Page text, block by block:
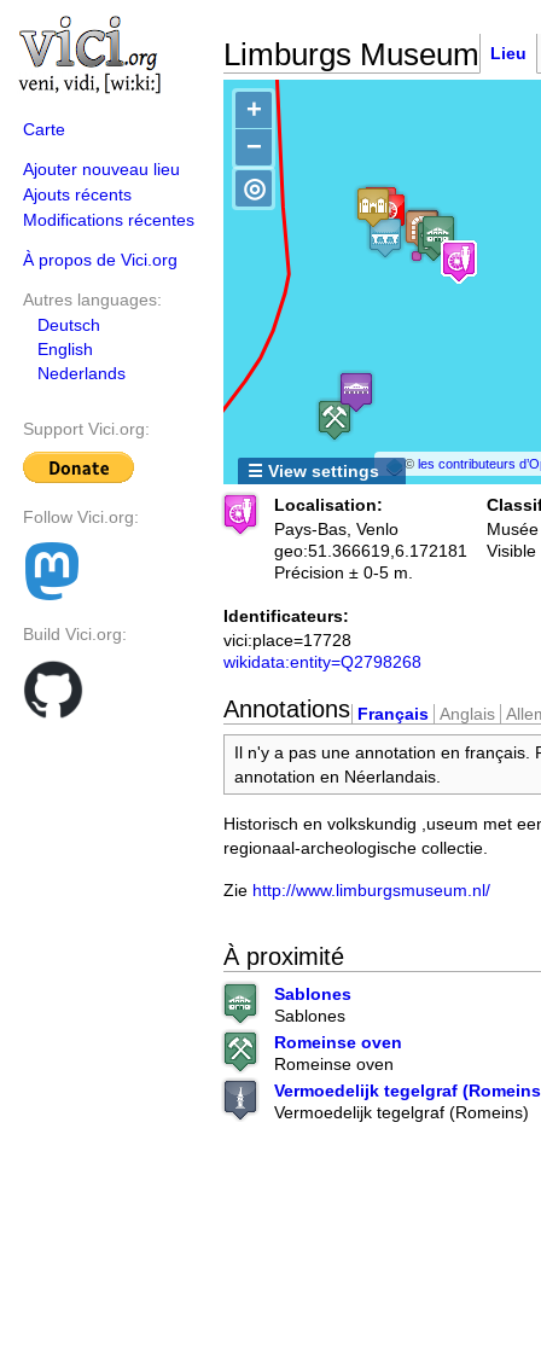
Carte
Ajouter nouveau lieu
Ajouts récents
Modifications récentes
À propos de Vici.org
Autres languages:
Deutsch
English
Nederlands
Support Vici.org:
Follow Vici.org:
Build Vici.org:
Limburgs Museum Lieu
+
−
©les contributeurs
◎
☰ View settings
Localisation:
Pays-Bas, Venlo
geo:51.366619,6.172181
Précision ± 0-5 m.
Musée
Visible
Identificateurs:
vici:place=17728
wikidata:entity=Q2798268
Annotations Français Anglais
Il n'y a pas une annotation en français.
annotation en Néerlandais.
Historisch en volkskundig ,useum met
regionaal-archeologische collectie.
Zie http://www.limburgsmuseum.nl/
À proximité
Sablones
Sablones
Romeinse oven
Romeinse oven
Vermoedelijk tegelgraf
Vermoedelijk tegelgraf (Romeins)